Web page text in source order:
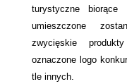
turystyczne biorące
umieszczone
zwycięskie
oznaczone logo
tle innych.